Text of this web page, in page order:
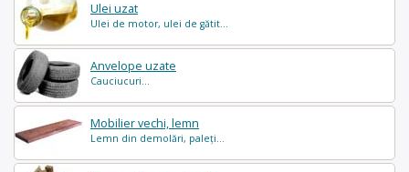
Ulei uzat
Ulei de motor, ulei de gătit...
Anvelope uzate
Cauciucuri...
Mobilier vechi, lemn
Lemn din demolări, paleți...